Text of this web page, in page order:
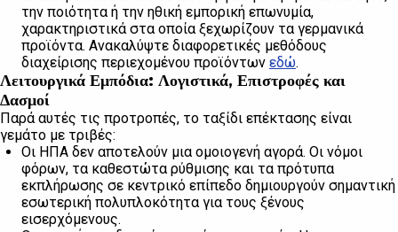
την ποιότητα ή την ηθική εμπορική επωνυμία,
χαρακτηριστικά στα οποία ξεχωρίζουν τα γερμανικά
προϊόντα. Ανακαλύψτε διαφορετικές μεθόδους
διαχείρισης περιεχομένου προϊόντων εδώ.
Λειτουργικά Εμπόδια: Λογιστικά, Επιστροφές και
Δασμοί
Παρά αυτές τις προτροπές, το ταξίδι επέκτασης είναι
γεμάτο με τριβές:
Οι ΗΠΑ δεν αποτελούν μια ομοιογενή αγορά. Οι νόμοι
φόρων, τα καθεστώτα ρύθμισης και τα πρότυπα
εκπλήρωσης σε κεντρικό επίπεδο δημιουργούν σημαντική
εσωτερική πολυπλοκότητα για τους ξένους
εισερχόμενους.